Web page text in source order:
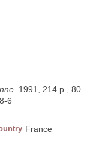
. 1991, 214 p., 80
6
France